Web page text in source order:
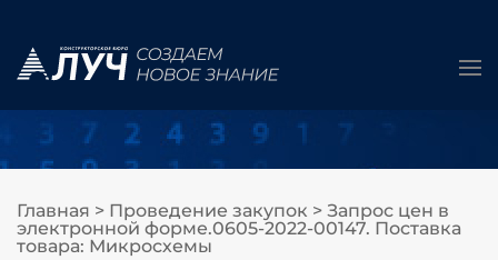
Главная > Проведение закупок > Запрос цен в
электронной форме.0605-2022-00147. Поставка
товара: Микросхемы